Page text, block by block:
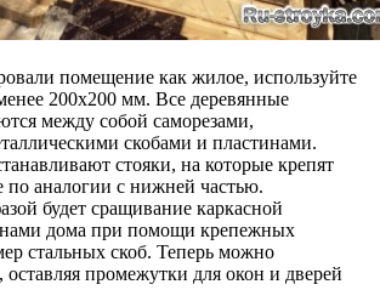
помещение как жилое, используйте
200х200 мм. Все деревянные
между собой саморезами,
скобами и пластинами.
стояки, на которые крепят
по аналогии с нижней частью.
будет сращивание каркасной
дома при помощи крепежных
стальных скоб. Теперь можно
промежутки для окон и дверей